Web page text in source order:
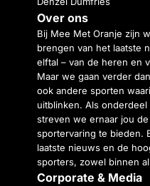
Over ons
Bij Mee Met Oranje zijn
brengen van het laatste
elftal – van de heren en
Maar we gaan verder
ook andere sporten
uitblinken. Als
streven we ernaar jou
sportervaring te bieden.
laatste nieuws en de
sporters, zowel binnen
Corporate & Media